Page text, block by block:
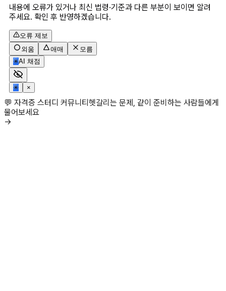
내용에 오류가 있거나 최신 법령·기준과 다른 부분이 보이면 알려
주세요. 확인 후 반영하겠습니다.
오류 제보
외움
애매
모름
✳AI 채점
✳ ×
💬 자격증 스터디 커뮤니티헷갈리는 문제, 같이 준비하는 사람들에게
물어보세요
→